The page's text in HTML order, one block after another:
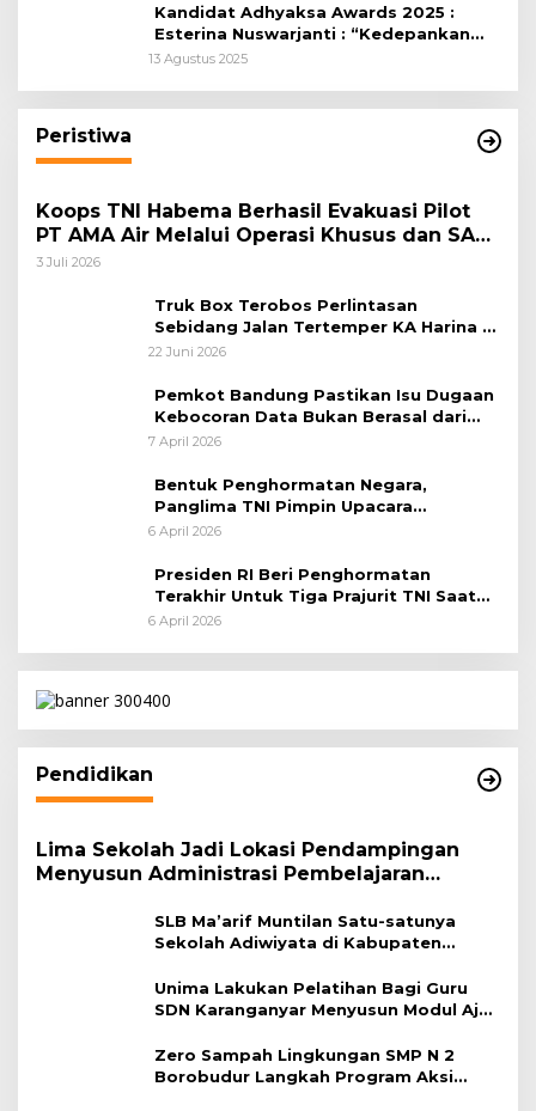
Kandidat Adhyaksa Awards 2025 :
Esterina Nuswarjanti : “Kedepankan
Keadilan Restoratif Wujudkan
13 Agustus 2025
Peristiwa
Koops TNI Habema Berhasil Evakuasi Pilot
PT AMA Air Melalui Operasi Khusus dan SAR
Taktis
3 Juli 2026
Truk Box Terobos Perlintasan
Sebidang Jalan Tertemper KA Harina di
Jalan Stasiun Poncol-Jrakah Semarang
22 Juni 2026
Pemkot Bandung Pastikan Isu Dugaan
Kebocoran Data Bukan Berasal dari
Server Disdukcapil
7 April 2026
Bentuk Penghormatan Negara,
Panglima TNI Pimpin Upacara
Pemakaman Militer
6 April 2026
Presiden RI Beri Penghormatan
Terakhir Untuk Tiga Prajurit TNI Saat
Persemayaman di Bandara Soekarno-
6 April 2026
Pendidikan
Lima Sekolah Jadi Lokasi Pendampingan
Menyusun Administrasi Pembelajaran
SLB Ma’arif Muntilan Satu-satunya
Sekolah Adiwiyata di Kabupaten
Unima Lakukan Pelatihan Bagi Guru
SDN Karanganyar Menyusun Modul Ajar
Zero Sampah Lingkungan SMP N 2
Borobudur Langkah Program Aksi